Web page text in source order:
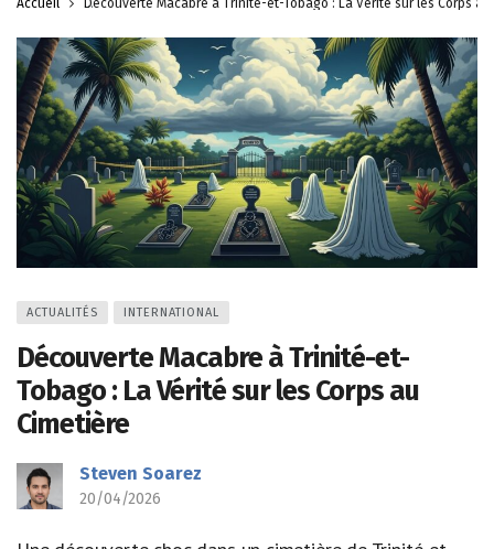
ACTUALITÉS INTERNATIONAL
Découverte Macabre à Trinité-et-
Tobago : La Vérité sur les Corps au
Cimetière
Steven Soarez
20/04/2026